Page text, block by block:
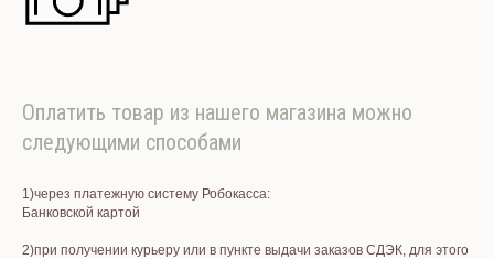
Оплатить товар из нашего магазина можно
следующими способами
1)через платежную систему Робокасса:
Банковской картой
2)при получении курьеру или в пункте выдачи заказов СДЭК, для этого